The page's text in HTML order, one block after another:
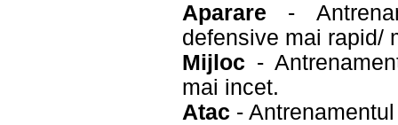
Aparare -
defensive mai rapid/
Mijloc -
mai incet.
Atac -